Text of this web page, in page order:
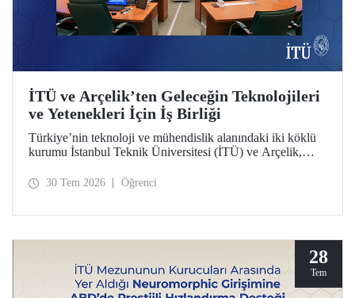
İTÜ ve Arçelik’ten Geleceğin Teknolojileri
ve Yetenekleri İçin İş Birliği
Türkiye’nin teknoloji ve mühendislik alanındaki iki köklü
kurumu İstanbul Teknik Üniversitesi (İTÜ) ve Arçelik,
imza attı. Protokol, ortak bilimsel araştırmalar ve yenilikçi
30 Tem 2026 Öğrenci
28
Tem